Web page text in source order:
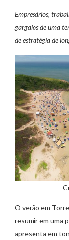
Empresários,
gargalos de uma
de estratégia de
O verão em
resumir em uma
apresenta em